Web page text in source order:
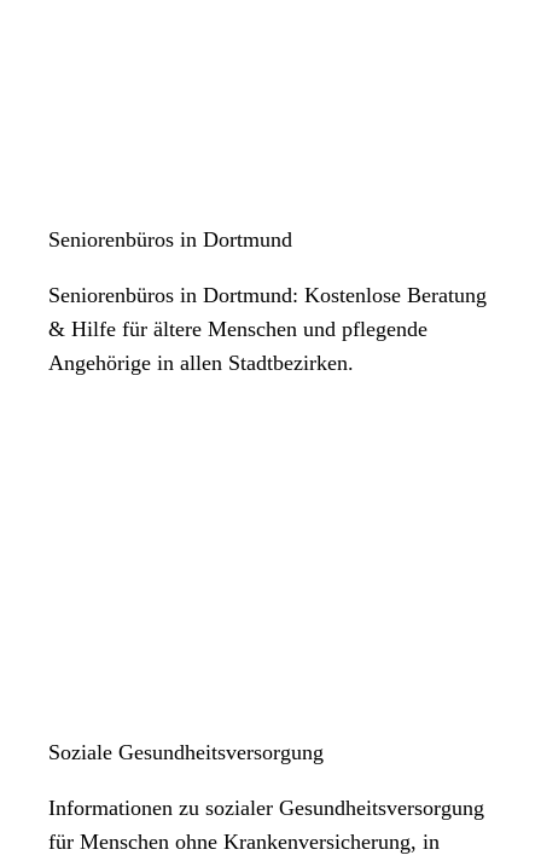
Seniorenbüros in Dortmund
Seniorenbüros in Dortmund: Kostenlose Beratung
& Hilfe für ältere Menschen und pflegende
Angehörige in allen Stadtbezirken.
Soziale Gesundheitsversorgung
Informationen zu sozialer Gesundheitsversorgung
für Menschen ohne Krankenversicherung, in